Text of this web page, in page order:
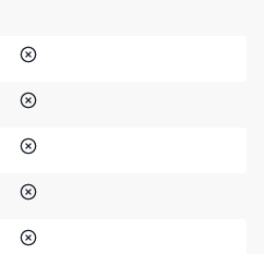
nie
nie
nie
nie
nie